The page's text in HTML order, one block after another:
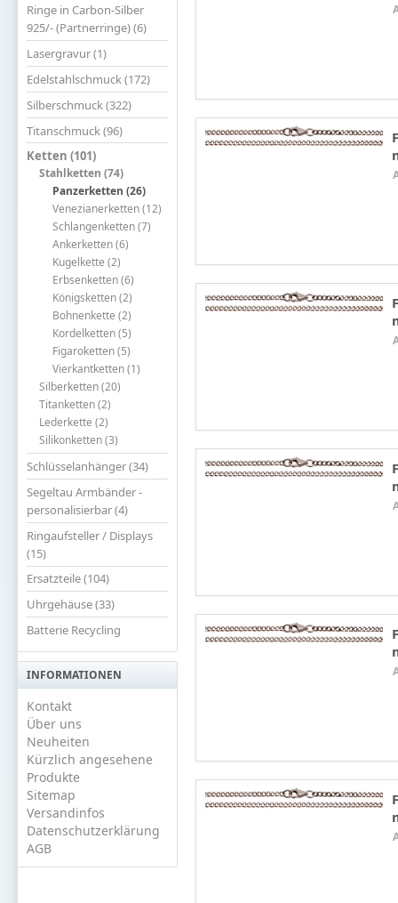
Ringe in Carbon-Silber
925/- (Partnerringe) (6)
Lasergravur (1)
Edelstahlschmuck (172)
Silberschmuck (322)
Titanschmuck (96)
Ketten (101)
Stahlketten (74)
Panzerketten (26)
Venezianerketten (12)
Schlangenketten (7)
Ankerketten (6)
Kugelkette (2)
Erbsenketten (6)
Königsketten (2)
Bohnenkette (2)
Kordelketten (5)
Figaroketten (5)
Vierkantketten (1)
Silberketten (20)
Titanketten (2)
Lederkette (2)
Silikonketten (3)
Schlüsselanhänger (34)
Segeltau Armbänder -
personalisierbar (4)
Ringaufsteller / Displays
(15)
Ersatzteile (104)
Uhrgehäuse (33)
Batterie Recycling
INFORMATIONEN
Kontakt
Über uns
Neuheiten
Kürzlich angesehene
Produkte
Sitemap
Versandinfos
Datenschutzerklärung
AGB